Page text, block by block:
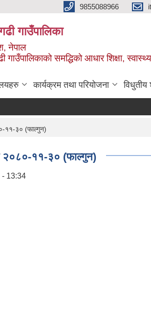
9855088966
गाउँपालिका
नेपाल
गाउँपालिकाको समद्धिको आधार शिक्षा,
कार्यक्रम तथा परियोजना
११-३० (फाल्गुन)
११-३० (फाल्गुन)
- 13:34